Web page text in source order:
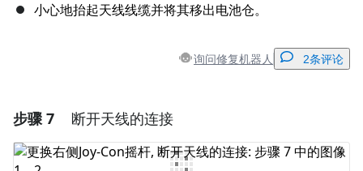
小心地抬起天线线缆并将其移出电池仓。
询问修复机器人 2条评论
添加一条评论
添加评论
步骤 7 断开天线的连接